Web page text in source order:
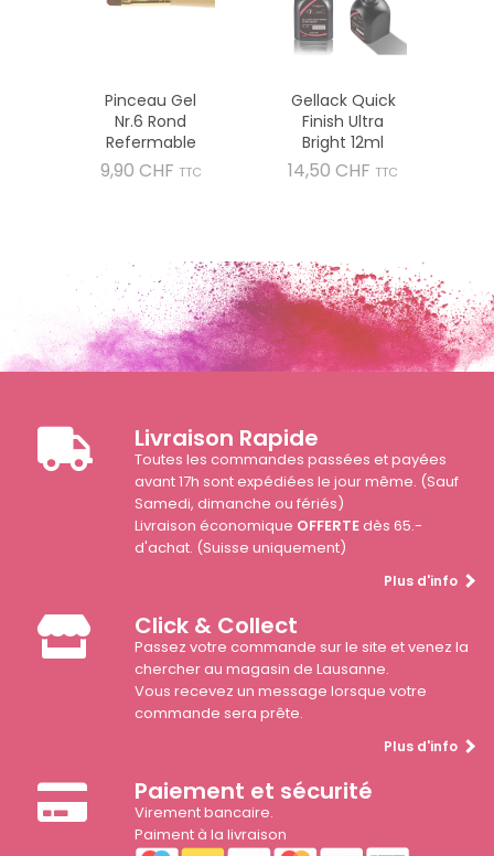
Pinceau Gel
Nr.6 Rond
Refermable
9,90 CHF Prix
TTC
Gellack Quick
Finish Ultra
Bright 12ml
14,50 CHF Prix
TTC
Livraison Rapide
Toutes les commandes passées et payées
avant 17h sont expédiées le jour même. (Sauf
Samedi, dimanche ou fériés)
Livraison économique OFFERTEdès 65.-
d'achat. (Suisse uniquement)
Plus d'info
Click & Collect
Passez votre commande sur le site et venez la
chercher au magasin de Lausanne.
Vous recevez un message lorsque votre
commande sera prête.
Plus d'info
Paiement et sécurité
Virement bancaire.
Paiment à la livraison